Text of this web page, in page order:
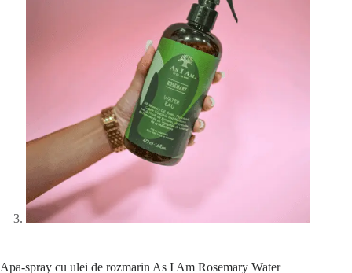
Apa-spray cu ulei de rozmarin As I Am Rosemary Water